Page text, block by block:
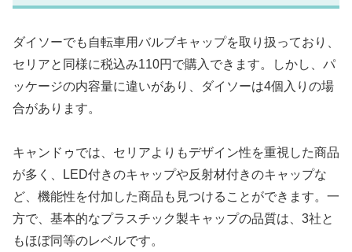
ダイソーでも自転車用バルブキャップを取り扱っており、
セリアと同様に税込み110円で購入できます。しかし、パ
ッケージの内容量に違いがあり、ダイソーは4個入りの場
合があります。
キャンドゥでは、セリアよりもデザイン性を重視した商品
が多く、LED付きのキャップや反射材付きのキャップな
ど、機能性を付加した商品も見つけることができます。一
方で、基本的なプラスチック製キャップの品質は、3社と
もほぼ同等のレベルです。